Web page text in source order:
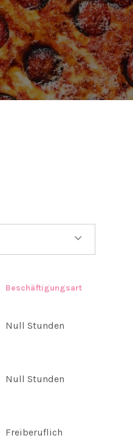
Beschäftigungsart
Null Stunden
Null Stunden
Freiberuflich